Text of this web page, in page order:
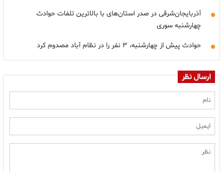
آذربایجان‌شرقی در صدر استان‌های با بالاترین تلفات حوادث
چهارشنبه سوری
حوادث پیش از چهارشنبه، ۳ نفر را در نظام آباد مصدوم کرد
ارسال نظر